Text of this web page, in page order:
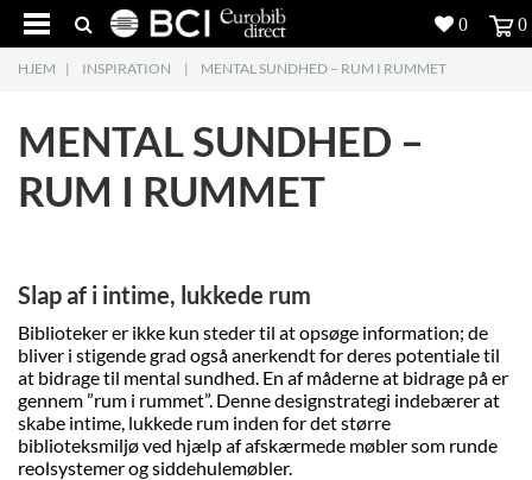
5
Produkter
Projekter
Inspiration
Om os
5
Kontakt os
HJEM | INSPIRATION | MENTAL SUNDHED – RUM I RUMMET
MENTAL SUNDHED –
RUM I RUMMET
Slap af i intime, lukkede rum
Biblioteker er ikke kun steder til at opsøge information; de
bliver i stigende grad også anerkendt for deres potentiale til
at bidrage til mental sundhed. En af måderne at bidrage på er
gennem ”rum i rummet”. Denne designstrategi indebærer at
skabe intime, lukkede rum inden for det større
biblioteksmiljø ved hjælp af afskærmede møbler som runde
reolsystemer og siddehulemøbler.
0 0